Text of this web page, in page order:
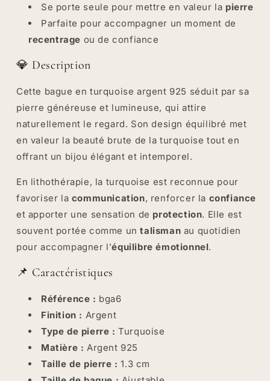
Se porte seule pour mettre en valeur la pierre
Parfaite pour accompagner un moment de
recentrage ou de confiance
💎 Description
Cette bague en turquoise argent 925 séduit par sa
pierre généreuse et lumineuse, qui attire
naturellement le regard. Son design équilibré met
en valeur la beauté brute de la turquoise tout en
offrant un bijou élégant et intemporel.
En lithothérapie, la turquoise est reconnue pour
favoriser la communication, renforcer la confiance
et apporter une sensation de protection. Elle est
souvent portée comme untalisman au quotidien
pour accompagner l’équilibre émotionnel.
📌 Caractéristiques
Référence : bga6
Finition : Argent
Type de pierre : Turquoise
Matière : Argent 925
Taille de pierre : 1.3 cm